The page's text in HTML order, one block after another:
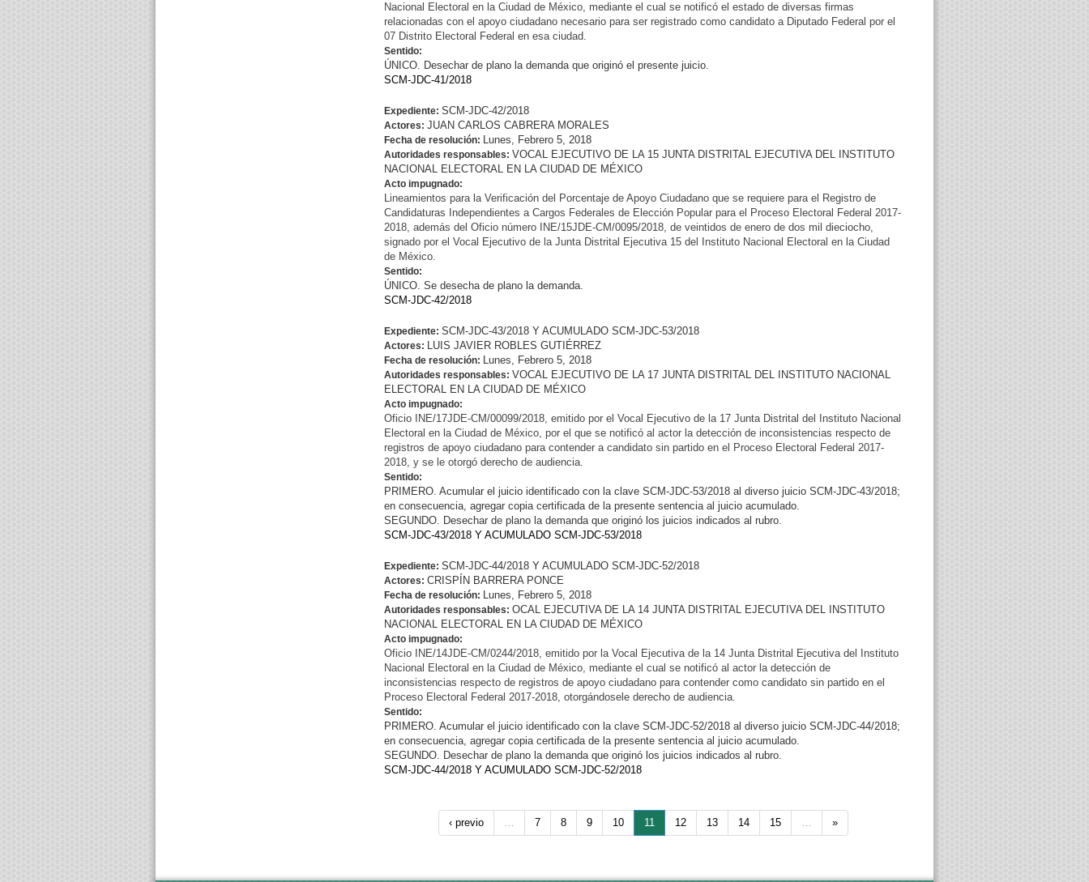
Nacional Electoral en la Ciudad de México, mediante el cual se notificó el estado de diversas firmas
relacionadas con el apoyo ciudadano necesario para ser registrado como candidato a Diputado Federal por el
07 Distrito Electoral Federal en esa ciudad.
Sentido:
ÚNICO. Desechar de plano la demanda que originó el presente juicio.
SCM-JDC-41/2018
Expediente: SCM-JDC-42/2018
Actores: JUAN CARLOS CABRERA MORALES
Fecha de resolución: Lunes, Febrero 5, 2018
Autoridades responsables: VOCAL EJECUTIVO DE LA 15 JUNTA DISTRITAL EJECUTIVA DEL INSTITUTO
NACIONAL ELECTORAL EN LA CIUDAD DE MÉXICO
Acto impugnado:
Lineamientos para la Verificación del Porcentaje de Apoyo Ciudadano que se requiere para el Registro de
Candidaturas Independientes a Cargos Federales de Elección Popular para el Proceso Electoral Federal 2017-
2018, además del Oficio número INE/15JDE-CM/0095/2018, de veintidos de enero de dos mil dieciocho,
signado por el Vocal Ejecutivo de la Junta Distrital Ejecutiva 15 del Instituto Nacional Electoral en la Ciudad
de México.
Sentido:
ÚNICO. Se desecha de plano la demanda.
SCM-JDC-42/2018
Expediente: SCM-JDC-43/2018 Y ACUMULADO SCM-JDC-53/2018
Actores: LUIS JAVIER ROBLES GUTIÉRREZ
Fecha de resolución: Lunes, Febrero 5, 2018
Autoridades responsables: VOCAL EJECUTIVO DE LA 17 JUNTA DISTRITAL DEL INSTITUTO NACIONAL
ELECTORAL EN LA CIUDAD DE MÉXICO
Acto impugnado:
Oficio INE/17JDE-CM/00099/2018, emitido por el Vocal Ejecutivo de la 17 Junta Distrital del Instituto Nacional
Electoral en la Ciudad de México, por el que se notificó al actor la detección de inconsistencias respecto de
registros de apoyo ciudadano para contender a candidato sin partido en el Proceso Electoral Federal 2017-
2018, y se le otorgó derecho de audiencia.
Sentido:
PRIMERO. Acumular el juicio identificado con la clave SCM-JDC-53/2018 al diverso juicio SCM-JDC-43/2018;
en consecuencia, agregar copia certificada de la presente sentencia al juicio acumulado.
SEGUNDO. Desechar de plano la demanda que originó los juicios indicados al rubro.
SCM-JDC-43/2018 Y ACUMULADO SCM-JDC-53/2018
Expediente: SCM-JDC-44/2018 Y ACUMULADO SCM-JDC-52/2018
Actores: CRISPÍN BARRERA PONCE
Fecha de resolución: Lunes, Febrero 5, 2018
Autoridades responsables: OCAL EJECUTIVA DE LA 14 JUNTA DISTRITAL EJECUTIVA DEL INSTITUTO
NACIONAL ELECTORAL EN LA CIUDAD DE MÉXICO
Acto impugnado:
Oficio INE/14JDE-CM/0244/2018, emitido por la Vocal Ejecutiva de la 14 Junta Distrital Ejecutiva del Instituto
Nacional Electoral en la Ciudad de México, mediante el cual se notificó al actor la detección de
inconsistencias respecto de registros de apoyo ciudadano para contender como candidato sin partido en el
Proceso Electoral Federal 2017-2018, otorgándosele derecho de audiencia.
Sentido:
PRIMERO. Acumular el juicio identificado con la clave SCM-JDC-52/2018 al diverso juicio SCM-JDC-44/2018;
en consecuencia, agregar copia certificada de la presente sentencia al juicio acumulado.
SEGUNDO. Desechar de plano la demanda que originó los juicios indicados al rubro.
SCM-JDC-44/2018 Y ACUMULADO SCM-JDC-52/2018
‹ previo … 7 8 9 10 11 12 13 14 15 … »